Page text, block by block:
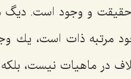
و وجود است. دیگ
مرتبه ذات است، یك
در ماهیات نیست،